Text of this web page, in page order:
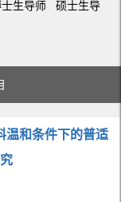
生导师 硕士生导
温和条件下的普适